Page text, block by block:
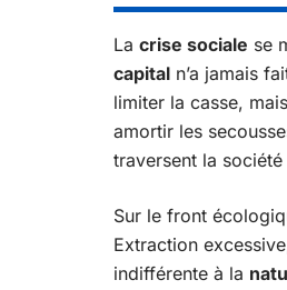
La crise sociale se
capital n’a jamais
limiter la casse,
amortir les
traversent la société
Sur le front
Extraction
indifférente à la